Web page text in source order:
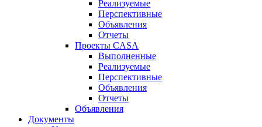
Реализуемые
Перспективные
Объявления
Отчеты
Проекты CASA
Выполненные
Реализуемые
Перспективные
Объявления
Отчеты
Объявления
Документы